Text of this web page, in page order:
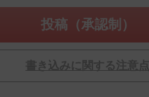
書き込みに関する注意点